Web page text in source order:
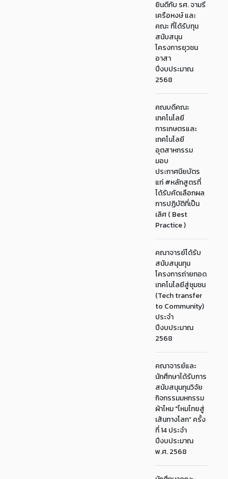
ยินดีกับ รศ. จามรี
เครือหงษ์ และ
คณะ ที่ได้รับทุน
สนับสนุน
โครงการยุวชน
อาสา
ปีงบประมาณ
2568
คณบดีคณะ
เทคโนโลยี
การเกษตรและ
เทคโนโลยี
อุตสาหกรรม
มอบ
ประกาศนียบัตร
แก่ #หลักสูตรที่
ได้รับคัดเลือกผล
การปฏิบัติที่เป็น
เลิศ ( Best
Practice )
คณาจารย์ได้รับ
สนับสนุนทุน
โครงการถ่ายทอด
เทคโนโลยีสู่ชุมชน
(Tech transfer
to Community)
ประจำ
ปีงบประมาณ
2568
คณาจารย์และ
นักศึกษาได้รับการ
สนับสนุนทุนวิจัย
กิจกรรมมหกรรม
ผ้าไหม "ไหมไทยสู่
เส้นทางโลก” ครั้ง
ที่ 14 ประจำ
ปีงบประมาณ
พ.ศ. 2568